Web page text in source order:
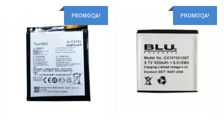
PROMOCJA! PROMOCJA!